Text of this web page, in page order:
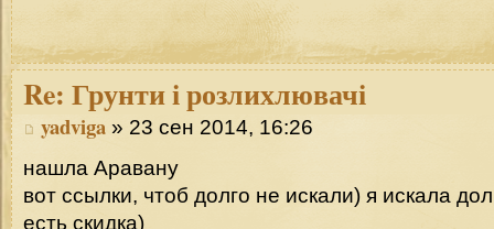
Re: Грунти і розлихлювачі
yadviga » 23 сен 2014, 16:26
нашла Аравану
вот ссылки, чтоб долго не искали) я искала
есть скидка)